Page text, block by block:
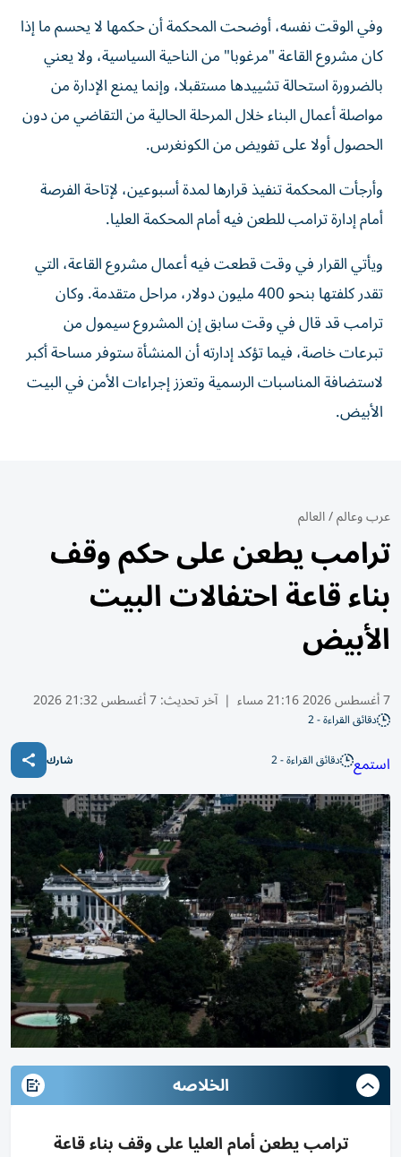
وفي الوقت نفسه، أوضحت المحكمة أن حكمها لا يحسم ما إذا
كان مشروع القاعة "مرغوبا" من الناحية السياسية، ولا يعني
بالضرورة استحالة تشييدها مستقبلا، وإنما يمنع الإدارة من
مواصلة أعمال البناء خلال المرحلة الحالية من التقاضي من دون
الحصول أولا على تفويض من الكونغرس.
وأرجأت المحكمة تنفيذ قرارها لمدة أسبوعين، لإتاحة الفرصة
أمام إدارة ترامب للطعن فيه أمام المحكمة العليا.
ويأتي القرار في وقت قطعت فيه أعمال مشروع القاعة، التي
تقدر كلفتها بنحو 400 مليون دولار، مراحل متقدمة. وكان
ترامب قد قال في وقت سابق إن المشروع سيمول من
تبرعات خاصة، فيما تؤكد إدارته أن المنشأة ستوفر مساحة أكبر
لاستضافة المناسبات الرسمية وتعزز إجراءات الأمن في البيت
الأبيض.
عرب وعالم/العالم
ترامب يطعن على حكم وقف
بناء قاعة احتفالات البيت
الأبيض
7 أغسطس 2026 21:16 مساء | آخر تحديث:7 أغسطس 21:32 2026
دقائق القراءة - 2
استمع دقائق القراءة - 2 شارك
الخلاصه
ترامب يطعن أمام العليا على وقف بناء قاعة